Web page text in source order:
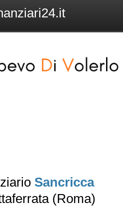
Sancricca
(Roma)